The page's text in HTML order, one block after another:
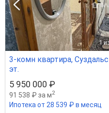
1
3-комн квартира,
эт.
5 950 000 ₽
91 538 ₽ за м2
Ипотека от 28 539 ₽ в месяц